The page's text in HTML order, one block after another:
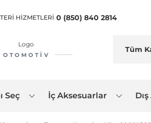
HİZMETLERİ 0 (850) 840 2814
OTOMOTIV
Seç İç Aksesuarlar